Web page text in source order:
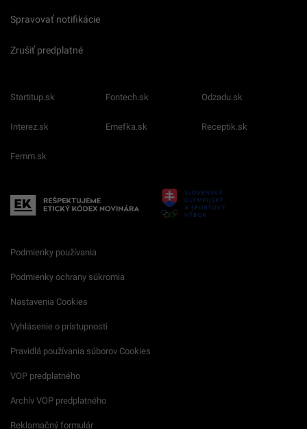
Spravovať notifikácie
Zrušiť predplatné
Startitup.sk Fontech.sk Odzadu.sk
Interez.sk Emefka.sk Receptik.sk
Femm.sk
Podmienky používania
Podmienky ochrany súkromia
Nastavenia Cookies
Vyhlásenie o prístupnosti
Pravidlá používania súborov Cookies
VOP predplatného
Archív VOP predplatného
Reklamačný formulár